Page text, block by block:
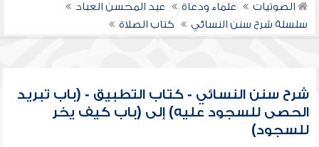
الصوتيات علماء ودعاة
عبد المحسن العباد
سلسلة شرح سنن النسائي
كتاب الصلاة
شرح سنن النسائي - كتاب التطبيق - (باب تبريد
الحصى للسجود عليه) إلى (باب كيف يخر
للسجود)